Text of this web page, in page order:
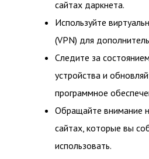
сайтах даркнета.
Используйте
(VPN) для
Следите за
устройства и
программное
Обращайте внимание
сайтах, которые вы
использовать.